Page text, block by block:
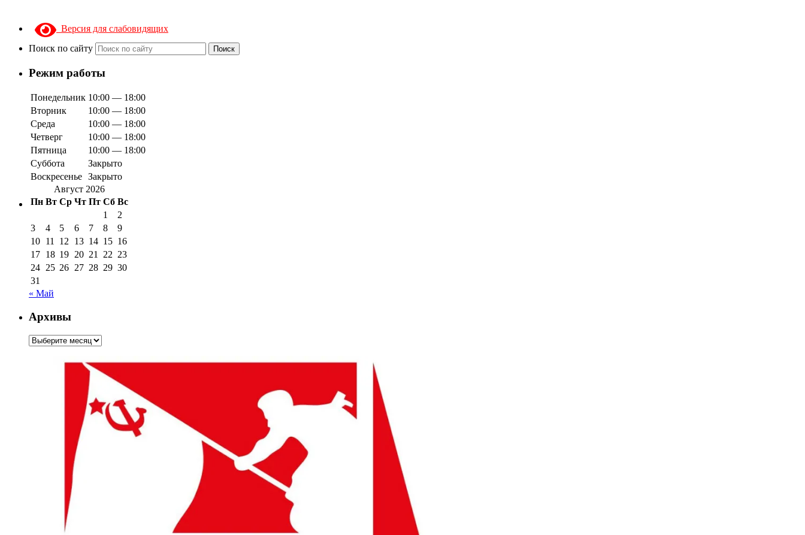
Версия для слабовидящих
Поиск по сайту
Поиск
Режим работы
Понедельник 10:00 — 18:00
Вторник
10:00 — 18:00
Среда
10:00 — 18:00
Четверг
10:00 — 18:00
Пятница
10:00 — 18:00
Суббота
Закрыто
Воскресенье Закрыто
Август 2026
Пн Вт Ср Чт Пт Сб Вс
1
2
3
4 5 6 7 8
9
10 11 12 13 14 15 16
17 18 19 20 21 22 23
24 25 26 27 28 29 30
31
« Май
Архивы
Архивы